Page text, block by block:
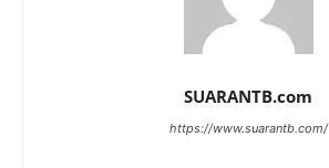
SUARANTB.com
https://www.suarantb.com/